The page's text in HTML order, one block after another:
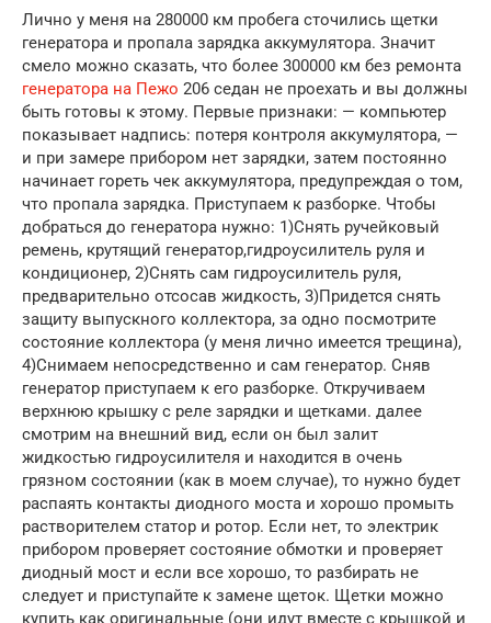
Лично у меня на 280000 км пробега сточились щетки
генератора и пропала зарядка аккумулятора. Значит
смело можно сказать, что более 300000 км без ремонта
генератора на Пежо 206 седан не проехать и вы должны
быть готовы к этому. Первые признаки: — компьютер
показывает надпись: потеря контроля аккумулятора, —
и при замере прибором нет зарядки, затем постоянно
начинает гореть чек аккумулятора, предупреждая о том,
что пропала зарядка. Приступаем к разборке. Чтобы
добраться до генератора нужно: 1)Снять ручейковый
ремень, крутящий генератор,гидроусилитель руля и
кондиционер, 2)Снять сам гидроусилитель руля,
предварительно отсосав жидкость, 3)Придется снять
защиту выпускного коллектора, за одно посмотрите
состояние коллектора (у меня лично имеется трещина),
4)Снимаем непосредственно и сам генератор. Сняв
генератор приступаем к его разборке. Откручиваем
верхнюю крышку с реле зарядки и щетками. далее
смотрим на внешний вид, если он был залит
жидкостью гидроусилителя и находится в очень
грязном состоянии (как в моем случае), то нужно будет
распаять контакты диодного моста и хорошо промыть
растворителем статор и ротор. Если нет, то электрик
прибором проверяет состояние обмотки и проверяет
диодный мост и если все хорошо, то разбирать не
следует и приступайте к замене щеток. Щетки можно
купить как оригинальные (они идут вместе с крышкой и